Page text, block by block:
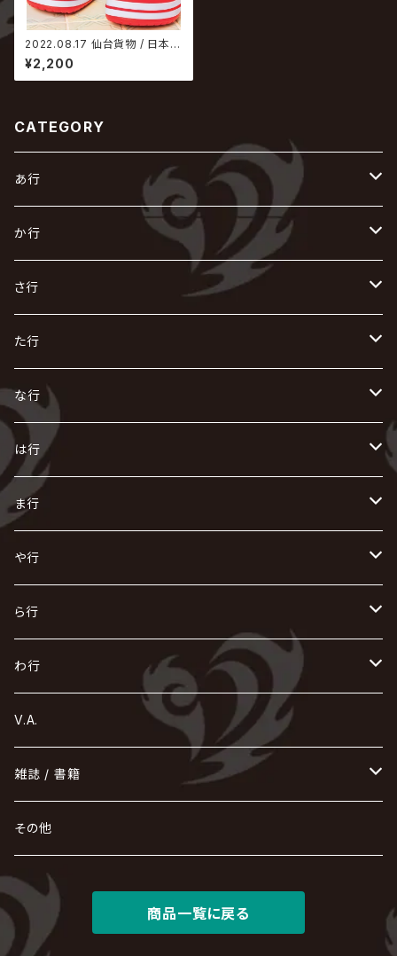
2022.08.17 仙台貨物 / 日本で
いちばんアツイ夏【Type-A】
¥2,200
CATEGORY
あ行
あ
R指定
AIOLIN
AKIHIDE
ACME / アクメ
Azavana
Acid Black Cherry
アリス九號. / ALICE NINE. / A9
有村竜太朗
い
IKUO
exist†trace
生熊耕治
Initial'L
色々な十字架
168 / 葵-168-
う
VIRGE / ヴァージュ
Waive
Versailles
え
ACE OF SPADES
X JAPAN
お
AURORIZE
OFIAM
か行
か
怪人二十面奏
Kαin
GACKT
the GazettE
GOTCHAROCKA
cali≠gari
河村隆一
き
KISAKI
キズ
KiD
KIRITO / キリト
己龍
く
Crack6
グラビティ
黒夢
け
[ kei ] / 圭
仮病
こ
GOATBED
ゴールデンボンバー
さ行
さ
ザアザア
The THIRTEEN
Psycho le Cému
XANVALA
し
Zeke Deux
Z CLEAR
ジグソウ
シド
JAKIGAN MEISTER
Chanty
す
Z CLEAR
超ジャシー
SPLENDID GOD GIRAFFE
SLAPSLY / CHIYU
せ
ゼラ
零[Hz]
そ
SOPHIA
ZOMBIE / ぞんび
た行
た
DASEIN
DAIGO
逹瑯
DAVID / SUI / 縁
DARRELL
ち
CHAQLA.
つ
て
D
DIAURA
DEXCORE
と
東京花嫁
Tourbillon
Dolly
な行
な
NIGHTMARE
NAZARE
に
NiEL
NICOLAS
ぬ
nurié
ね
NETH PRIERE CAIN
NEVERLAND
の
NoGoD
NOCTURNAL BLOODLUST
は行
は
heidi.
H.U.G
薔薇の宮殿
BAROQUE
ひ
HERO
美炎-BIEN-
HIDE-ZOU
ふ
Far East Dizain
Fatüm
Plastic Tree
へ
BabyKingdom
THE BEETHOVEN
HELLBROTH / ヘルブロス
ほ
POIDOL
HOLLOWGRAM
ま行
ま
THE MICRO HEAD 4N'S
MAO / マオ from SID
マツタケワークス
み
未完成アリス
ミスイ
美良政次
む
MUCC / ムック
め
メトロノーム
MERRY / メリー
も
THE MORTAL
MORRIE
最上川司
や行
や
ヤミテラ / 外道反逆者ヤミテラ
ゆ
YUKIYA / 藤田幸也
ユナイト
よ
ら行
ら
rice
Rides In ReVellion
La'veil MizeriA
り
Leetspeak monsters
Ricky
RENAME
る
Ruiza
Lucy
LUNA SEA
れ
0.1gの誤算
the Raid.
ろ
わ行
わ
wyse
我が為
V.A.
雑誌 / 書籍
hévn
ROCK AND READ
その他
商品一覧に戻る